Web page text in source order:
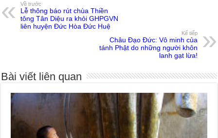
Về trước
Lễ thông báo rút chùa Thiền
tông Tân Diệu ra khỏi GHPGVN
liên huyện Đức Hòa Đức Huệ
Kế tiếp
Châu Đạo Đức: Vô minh của
tánh Phật do những người khôn
lanh gạt lừa!
Bài viết liên quan